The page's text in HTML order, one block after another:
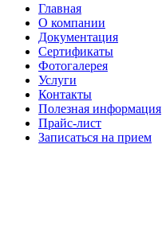
Главная
О компании
Документация
Сертификаты
Фотогалерея
Услуги
Контакты
Полезная информация
Прайс-лист
Записаться на прием